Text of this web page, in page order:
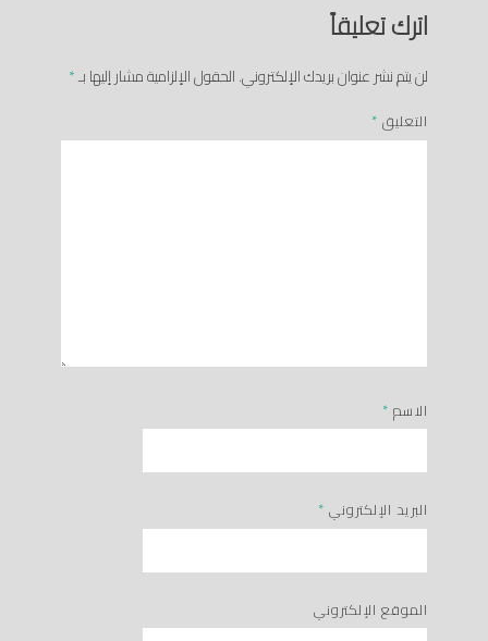
اترك تعليقاً
لن يتم نشر عنوان بريدك الإلكتروني.الحقول الإلزامية مشار إليها بـ*
التعليق *
الاسم *
البريد الإلكتروني *
الموقع الإلكتروني